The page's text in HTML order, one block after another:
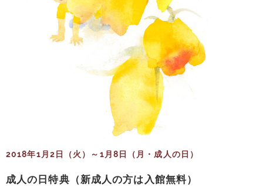
2018年1月2日（火）～1月8日（月・成人の日）
成人の日特典（新成人の方は入館無料）